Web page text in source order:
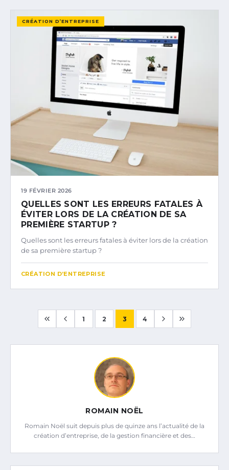
CRÉATION D’ENTREPRISE
19 FÉVRIER 2026
QUELLES SONT LES ERREURS FATALES À
ÉVITER LORS DE LA CRÉATION DE SA
PREMIÈRE STARTUP ?
Quelles sont les erreurs fatales à éviter lors de la création
de sa première startup ?
CRÉATION D’ENTREPRISE
1 2 3 4
ROMAIN NOËL
Romain Noël suit depuis plus de quinze ans l’actualité de la
création d’entreprise, de la gestion financière et des…